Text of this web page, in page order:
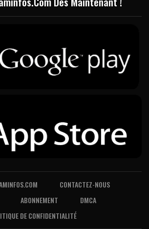
CONTACTEZ-NOUS
ABONNEMENT
DMCA
DE CONFIDENTIALITÉ